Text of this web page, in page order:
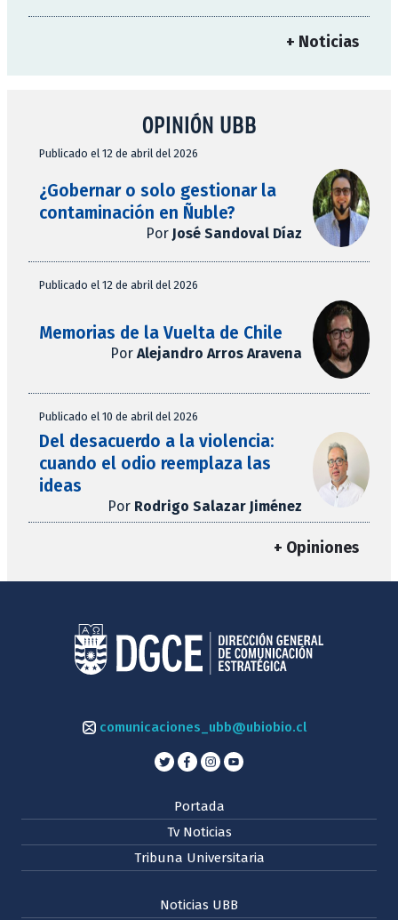
+ Noticias
OPINIÓN UBB
Publicado el 12 de abril del 2026
¿Gobernar o solo gestionar la
contaminación en Ñuble?
Por José Sandoval Díaz
Publicado el 12 de abril del 2026
Memorias de la Vuelta de Chile
Por Alejandro Arros Aravena
Publicado el 10 de abril del 2026
Del desacuerdo a la violencia:
cuando el odio reemplaza las
ideas
Por Rodrigo Salazar Jiménez
+ Opiniones
comunicaciones_ubb@ubiobio.cl
Portada
Tv Noticias
Tribuna Universitaria
Noticias UBB